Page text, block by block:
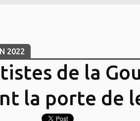
2022
de la
la porte de